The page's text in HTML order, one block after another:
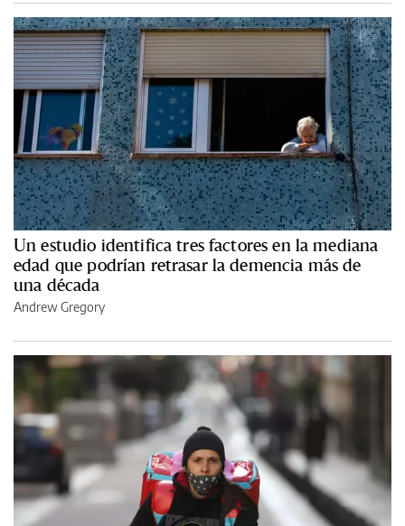
Un estudio identifica tres factores en la mediana
edad que podrían retrasar la demencia más de
una década
Andrew Gregory